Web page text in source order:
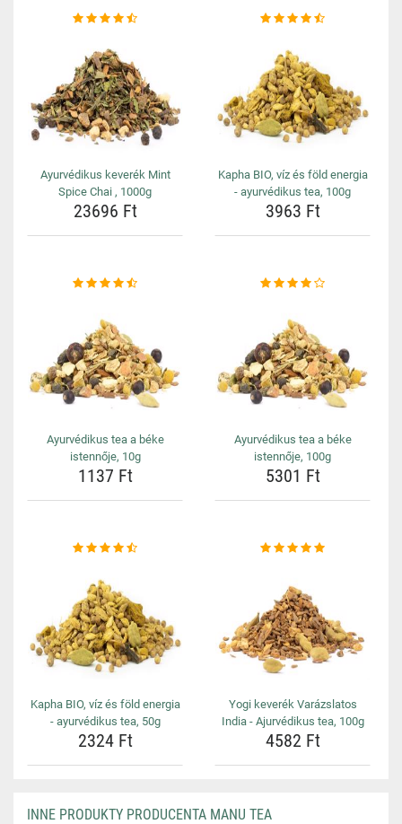
Ayurvédikus keverék Mint
Spice Chai , 1000g
23696 Ft
Kapha BIO, víz és föld energia
- ayurvédikus tea, 100g
3963 Ft
Ayurvédikus tea a béke
istennője, 10g
1137 Ft
Ayurvédikus tea a béke
istennője, 100g
5301 Ft
Kapha BIO, víz és föld energia
- ayurvédikus tea, 50g
2324 Ft
Yogi keverék Varázslatos
India - Ajurvédikus tea, 100g
4582 Ft
INNE PRODUKTY PRODUCENTA MANU TEA